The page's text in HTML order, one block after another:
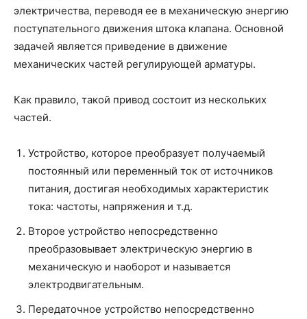
электричества, переводя ее в механическую энергию
поступательного движения штока клапана. Основной
задачей является приведение в движение
механических частей регулирующей арматуры.
Как правило, такой привод состоит из нескольких
частей.
Устройство, которое преобразует получаемый
постоянный или переменный ток от источников
питания, достигая необходимых характеристик
тока: частоты, напряжения и т.д.
Второе устройство непосредственно
преобразовывает электрическую энергию в
механическую и наоборот и называется
электродвигательным.
Передаточное устройство непосредственно